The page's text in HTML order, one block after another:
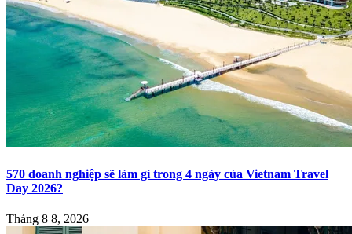
570 doanh nghiệp sẽ làm gì trong 4 ngày của Vietnam Travel
Day 2026?
Tháng 8 8, 2026